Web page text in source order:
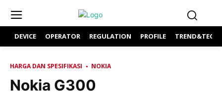
DEVICE OPERATOR REGULATION PROFILE
HARGA DAN SPESIFIKASI NOKIA
Nokia G300